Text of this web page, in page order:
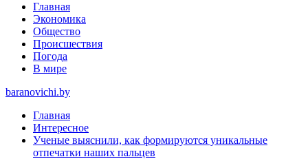
Главная
Экономика
Общество
Происшествия
Погода
В мире
baranovichi.by
Главная
Интересное
Ученые выяснили, как формируются уникальные
отпечатки наших пальцев